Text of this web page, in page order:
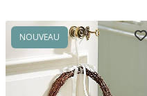
NOUVEAU